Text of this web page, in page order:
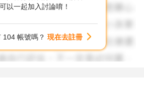
以一起加入討論唷！
104 帳號嗎？ 現在去註冊